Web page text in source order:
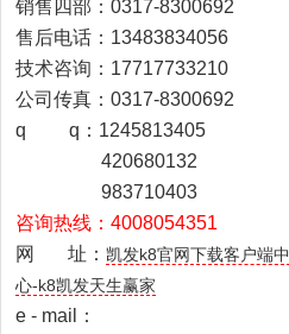
销售四部：0317-8300692
售后电话：13483834056
技术咨询：17717733210
公司传真：0317-8300692
q
q： 1245813405
420680132
983710403
咨询热线：4008054351
网 址： 凯发k8官网下载客户端中
心-k8凯发天生赢家
e - mail：